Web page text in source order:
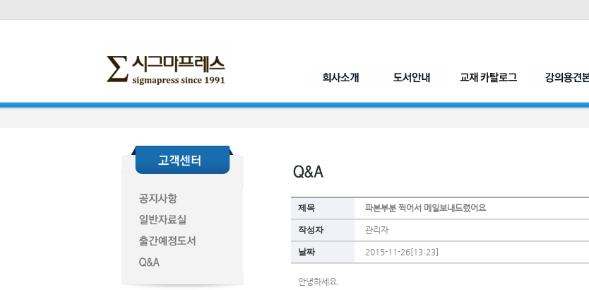
제목 파본부분 찍어서 메일보내드렸어요
작성자 관리자
날짜 2015-11-26[13:23]
안녕하세요.